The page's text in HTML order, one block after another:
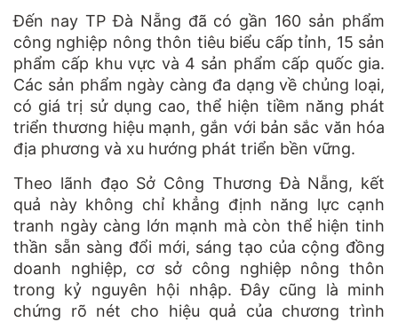
Đến nay TP Đà Nẵng đã có gần 160 sản phẩm
công nghiệp nông thôn tiêu biểu cấp tỉnh, 15 sản
phẩm cấp khu vực và 4 sản phẩm cấp quốc gia.
Các sản phẩm ngày càng đa dạng về chủng loại,
có giá trị sử dụng cao, thể hiện tiềm năng phát
triển thương hiệu mạnh, gắn với bản sắc văn hóa
địa phương và xu hướng phát triển bền vững.
Theo lãnh đạo Sở Công Thương Đà Nẵng, kết
quả này không chỉ khẳng định năng lực cạnh
tranh ngày càng lớn mạnh mà còn thể hiện tinh
thần sẵn sàng đổi mới, sáng tạo của cộng đồng
doanh nghiệp, cơ sở công nghiệp nông thôn
trong kỷ nguyên hội nhập. Đây cũng là minh
chứng rõ nét cho hiệu quả của chương trình